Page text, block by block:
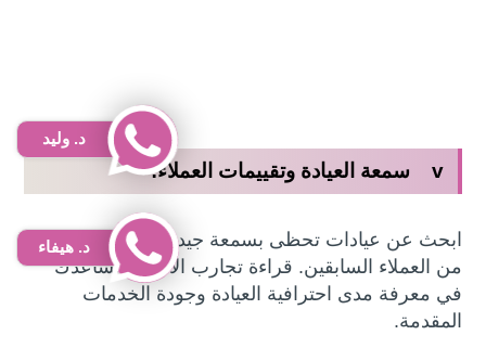
v سمعة العيادة وتقييمات العملاء:
ابحث عن عيادات تحظى بسمعة جيدة وتقييمات إيجابية
من العملاء السابقين. قراءة تجارب الآخرين تساعدك
في معرفة مدى احترافية العيادة وجودة الخدمات
المقدمة.
د. وليد
د. هيفاء